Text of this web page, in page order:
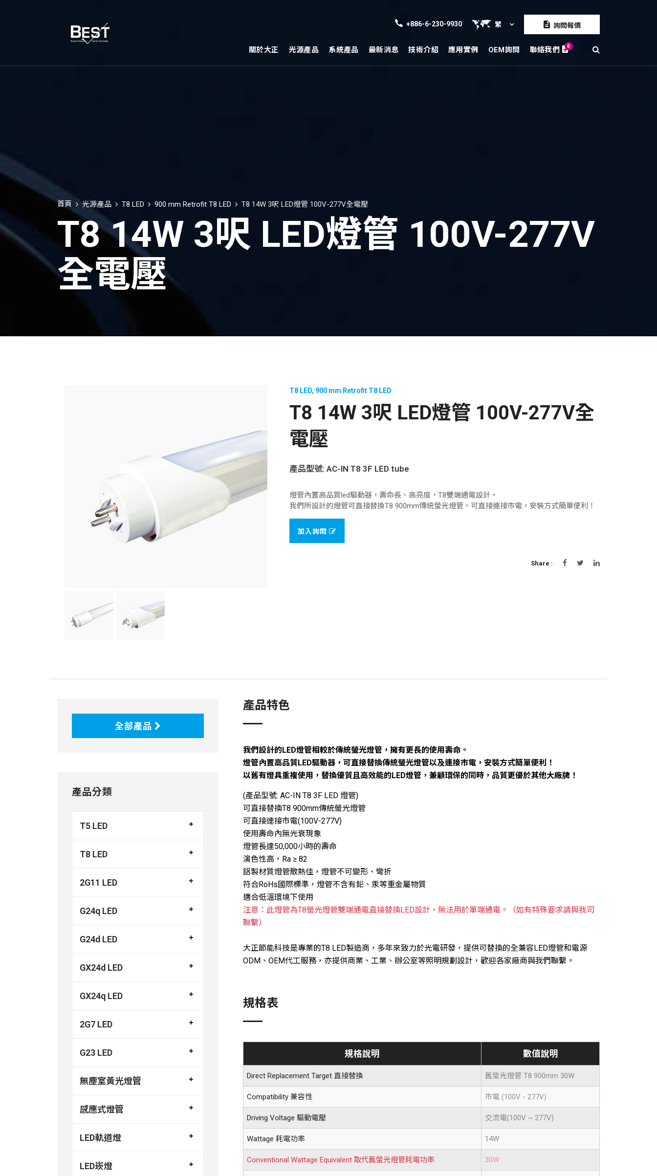
+886-6-230-9930 繁 詢問報價
關於大正 光源產品 系統產品 最新消息 技術介紹 應用實例 OEM詢問 聯絡我們 0
首頁 光源產品 T8 LED 900 mm Retrofit T8 LED T8 14W 3呎 LED燈管 100V-277V全電壓
T8 14W 3呎 LED燈管 100V-277V
全電壓
T8 LED, 900 mm Retrofit T8 LED
T8 14W 3呎 LED燈管 100V-277V全
電壓
產品型號: AC-IN T8 3F LED tube
燈管內置高品質led驅動器，壽命長、高亮度，T8雙端通電設計。
我們所設計的燈管可直接替換T8 900mm傳統螢光燈管。可直接連接市電，安裝方式簡單便利！
加入詢問
Share :
全部產品
產品分類
T5 LED
T8 LED
2G11 LED
G24q LED
G24d LED
GX24d LED
GX24q LED
2G7 LED
G23 LED
無塵室黃光燈管
感應式燈管
LED軌道燈
LED崁燈
產品特色
我們設計的LED燈管相較於傳統螢光燈管，擁有更長的使用壽命。
燈管內置高品質LED驅動器，可直接替換傳統螢光燈管以及連接市電，安裝方式簡單便利！
以舊有燈具重複使用，替換優質且高效能的LED燈管，兼顧環保的同時，品質更優於其他大廠牌！
(產品型號: AC-IN T8 3F LED 燈管)
可直接替換T8 900mm傳統螢光燈管
可直接連接市電(100V-277V)
使用壽命內無光衰現象
燈管長達50,000小時的壽命
演色性高，Ra ≥ 82
鋁製材質燈管散熱佳，燈管不可變形、彎折
符合RoHs國際標準，燈管不含有鉛、汞等重金屬物質
適合低溫環境下使用
注意：此燈管為T8螢光燈管雙端通電直接替換LED設計，無法用於單端通電。（如有特殊要求請與我司
聯繫）
大正節能科技是專業的T8 LED製造商，多年來致力於光電研發，提供可替換的全兼容LED燈管和電源
ODM、OEM代工服務，亦提供商業、工業、辦公室等照明規劃設計，歡迎各家廠商與我們聯繫。
規格表
規格說明 數值說明
Direct Replacement Target 直接替換 舊螢光燈管 T8 900mm 30W
Compatibility 兼容性 市電 (100V - 277V)
Driving Voltage 驅動電壓 交流電(100V ~ 277V)
Wattage 耗電功率 14W
Conventional Wattage Equivalent 取代舊螢光燈管耗電功率 30W